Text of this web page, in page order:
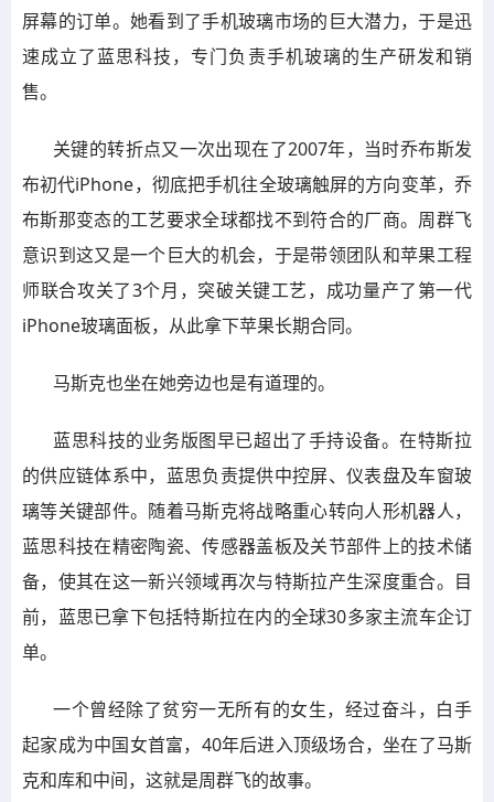
屏幕的订单。她看到了手机玻璃市场的巨大潜力，于是迅
速成立了蓝思科技，专门负责手机玻璃的生产研发和销
售。
关键的转折点又一次出现在了2007年，当时乔布斯发
布初代iPhone，彻底把手机往全玻璃触屏的方向变革，乔
布斯那变态的工艺要求全球都找不到符合的厂商。周群飞
意识到这又是一个巨大的机会，于是带领团队和苹果工程
师联合攻关了3个月，突破关键工艺，成功量产了第一代
iPhone玻璃面板，从此拿下苹果长期合同。
马斯克也坐在她旁边也是有道理的。
蓝思科技的业务版图早已超出了手持设备。在特斯拉
的供应链体系中，蓝思负责提供中控屏、仪表盘及车窗玻
璃等关键部件。随着马斯克将战略重心转向人形机器人，
蓝思科技在精密陶瓷、传感器盖板及关节部件上的技术储
备，使其在这一新兴领域再次与特斯拉产生深度重合。目
前，蓝思已拿下包括特斯拉在内的全球30多家主流车企订
单。
一个曾经除了贫穷一无所有的女生，经过奋斗，白手
起家成为中国女首富，40年后进入顶级场合，坐在了马斯
克和库和中间，这就是周群飞的故事。